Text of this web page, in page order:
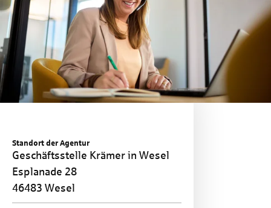
Standort der Agentur
Geschäftsstelle Krämer in Wesel
Esplanade 28
46483 Wesel